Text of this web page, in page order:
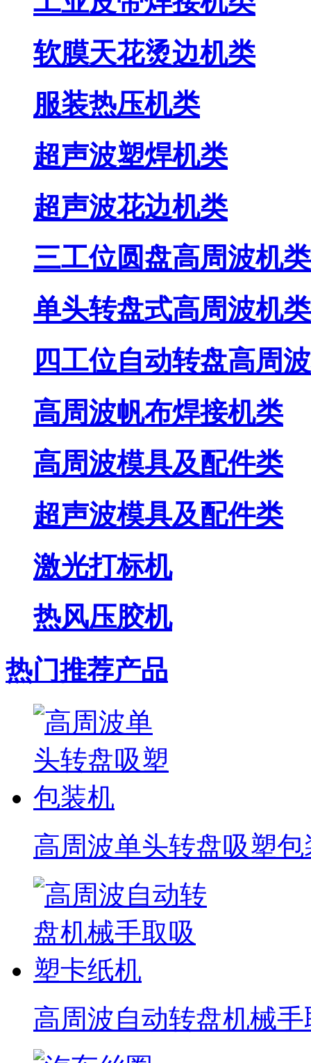
软膜天花烫边机类
服装热压机类
超声波塑焊机类
超声波花边机类
三工位圆盘高周波机类
单头转盘式高周波机类
四工位自动转盘高周
高周波帆布焊接机类
高周波模具及配件类
超声波模具及配件类
激光打标机
热风压胶机
热门推荐产品
高周波单头转盘吸塑包
高周波自动转盘机械